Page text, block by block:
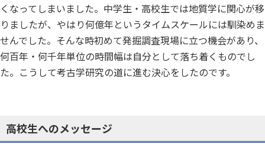
くなってしまいました。中学生・高校生では地質学に関心が移
りましたが、やはり何億年というタイムスケールには馴染めま
せんでした。そんな時初めて発掘調査現場に立つ機会があり、
何百年・何千年単位の時間幅は自分として落ち着くものでし
た。こうして考古学研究の道に進む決心をしたのです。
高校生へのメッセージ